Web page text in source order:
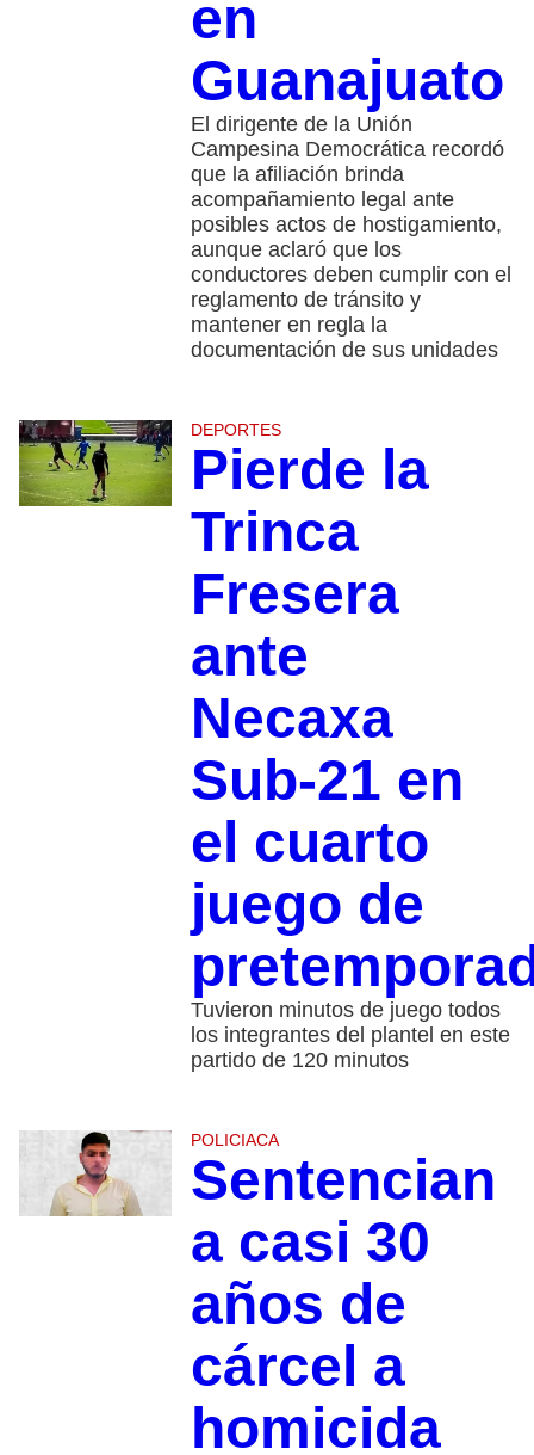
en
Guanajuato
El dirigente de la Unión
Campesina Democrática recordó
que la afiliación brinda
acompañamiento legal ante
posibles actos de hostigamiento,
aunque aclaró que los
conductores deben cumplir con el
reglamento de tránsito y
mantener en regla la
documentación de sus unidades
DEPORTES
Pierde la
Trinca
Fresera
ante
Necaxa
Sub-21 en
el cuarto
juego de
Tuvieron minutos de juego todos
los integrantes del plantel en este
partido de 120 minutos
POLICIACA
Sentencian
a casi 30
años de
cárcel a
homicida